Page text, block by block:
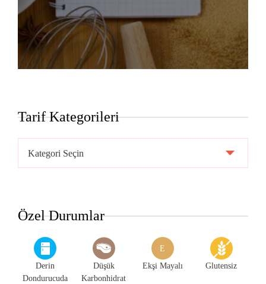
Tarif Kategorileri
Kategorileri
Özel Durumlar
Derin
Dondurucuda
Düşük
Karbonhidrat
E
Ekşi Mayalı Glutensiz